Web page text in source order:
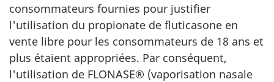
consommateurs fournies pour justifier
l'utilisation du propionate de fluticasone en
vente libre pour les consommateurs de 18 ans et
plus étaient appropriées. Par conséquent,
l'utilisation de FLONASE® (vaporisation nasale